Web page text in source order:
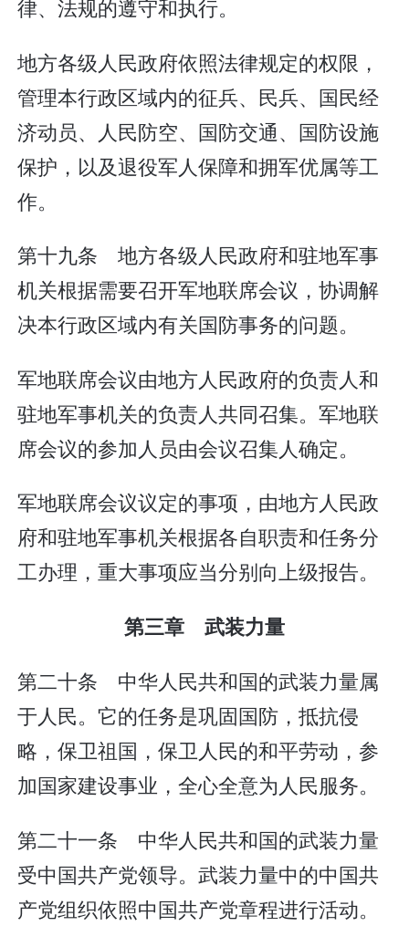
律、法规的遵守和执行。
地方各级人民政府依照法律规定的权限，
管理本行政区域内的征兵、民兵、国民经
济动员、人民防空、国防交通、国防设施
保护，以及退役军人保障和拥军优属等工
作。
第十九条 地方各级人民政府和驻地军事
机关根据需要召开军地联席会议，协调解
决本行政区域内有关国防事务的问题。
军地联席会议由地方人民政府的负责人和
驻地军事机关的负责人共同召集。军地联
席会议的参加人员由会议召集人确定。
军地联席会议议定的事项，由地方人民政
府和驻地军事机关根据各自职责和任务分
工办理，重大事项应当分别向上级报告。
第三章 武装力量
第二十条 中华人民共和国的武装力量属
于人民。它的任务是巩固国防，抵抗侵
略，保卫祖国，保卫人民的和平劳动，参
加国家建设事业，全心全意为人民服务。
第二十一条 中华人民共和国的武装力量
受中国共产党领导。武装力量中的中国共
产党组织依照中国共产党章程进行活动。